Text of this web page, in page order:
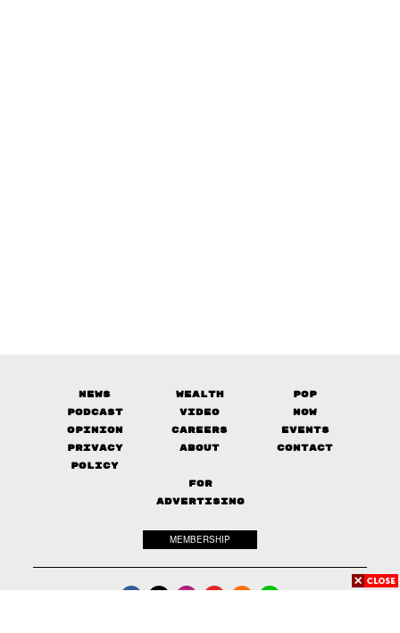
News Wealth
Pop
Podcast
Video
Now
Opinion
Careers
Events
Privacy
Policy
About Contact
FOR
ADVERTISING
MEMBERSHIP